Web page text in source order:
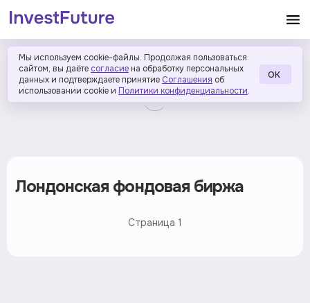
Мы используем cookie-файлы. Продолжая пользоваться
сайтом, вы даёте согласие на обработку персональных
данных и подтверждаете принятие Соглашения об
использовании cookie и Политики конфиденциальности.
ОК
Лондонская фондовая биржа
Страница 1